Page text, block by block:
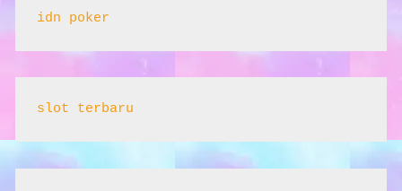
idn poker
slot terbaru